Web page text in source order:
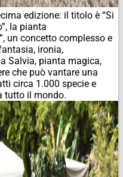
edizione: il titolo è “Si
la pianta
un concetto complesso e
ironia,
Salvia, pianta magica,
che può vantare una
circa 1.000 specie e
tutto il mondo.